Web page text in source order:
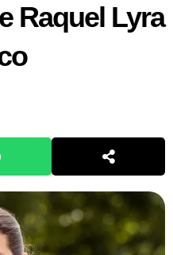
Raquel Lyra